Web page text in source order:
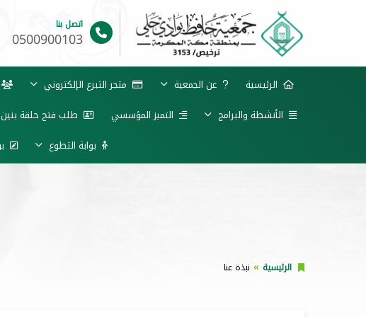
اتصل بنا
0500900103
الرئيسية عن الجمعية متجر التبرع الإلكتروني
الأنشطة والبرامج
التميز المؤسسي طلب فتح حلقة بنين
بوابة التطوع
الرئيسية نبذة عنا